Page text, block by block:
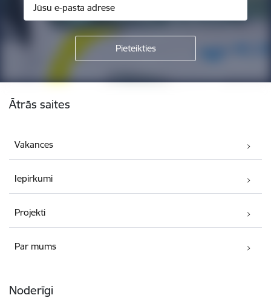
Ātrās saites
Vakances
Iepirkumi
Projekti
Par mums
Noderīgi